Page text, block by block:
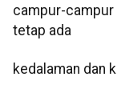
campur-campur
tetap ada
kedalaman dan